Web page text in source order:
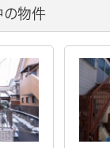
の物件